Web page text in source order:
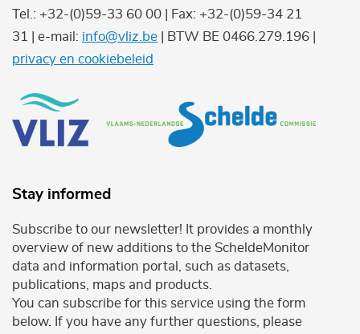
Tel.: +32-(0)59-33 60 00 | Fax: +32-(0)59-34 21
31 | e-mail: info@vliz.be | BTW BE 0466.279.196 |
privacy en cookiebeleid
Stay informed
Subscribe to our newsletter! It provides a monthly
overview of new additions to the ScheldeMonitor
data and information portal, such as datasets,
publications, maps and products.
You can subscribe for this service using the form
below. If you have any further questions, please